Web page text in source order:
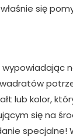
się
lub kolor,
się na